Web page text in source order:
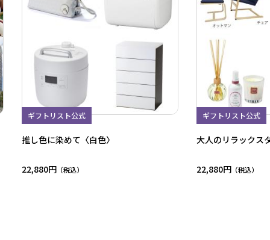
ギフトリスト公式
推し色に染めて〈白色〉
22,880円
ギフトリスト公式
大人のリラックス
22,880円